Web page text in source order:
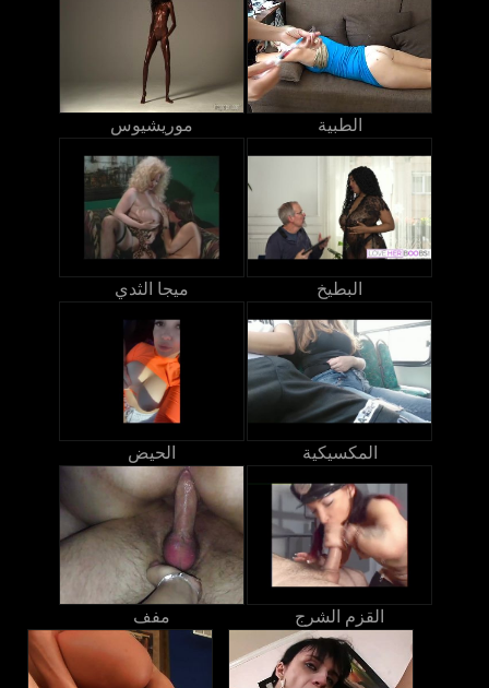
موريشيوس الطبية
ميجا الثدي البطيخ
الحيض المكسيكية
مفف القزم الشرج